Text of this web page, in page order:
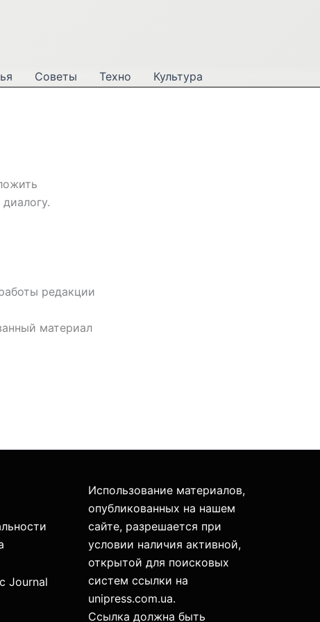
Советы Техно Культура
редакции
материал
Journal
Использование материалов,
опубликованных на нашем
сайте, разрешается при
условии наличия активной,
открытой для поисковых
систем ссылки на
unipress.com.ua.
Ссылка должна быть